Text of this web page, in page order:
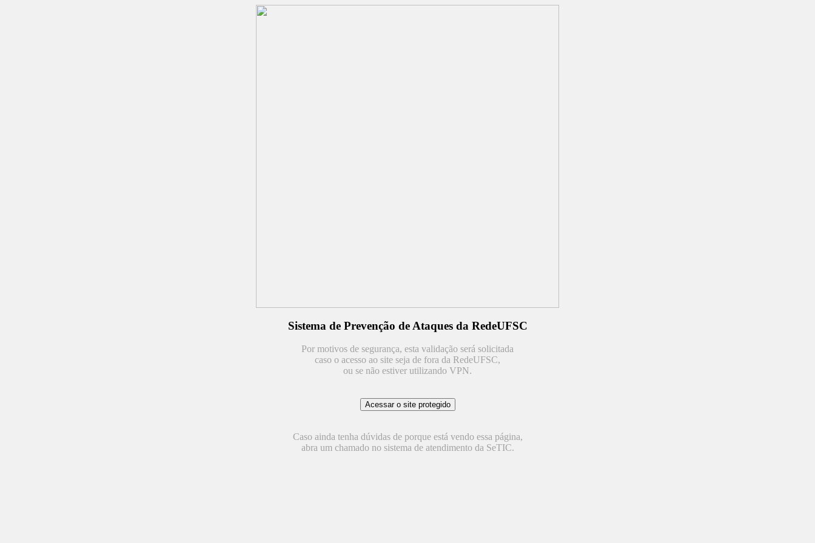
Sistema de Prevenção de Ataques da RedeUFSC
Por motivos de segurança, esta validação será solicitada
caso o acesso ao site seja de fora da RedeUFSC,
ou se não estiver utilizando VPN.
Caso ainda tenha dúvidas de porque está vendo essa página,
abra um chamado no sistema de atendimento da SeTIC.